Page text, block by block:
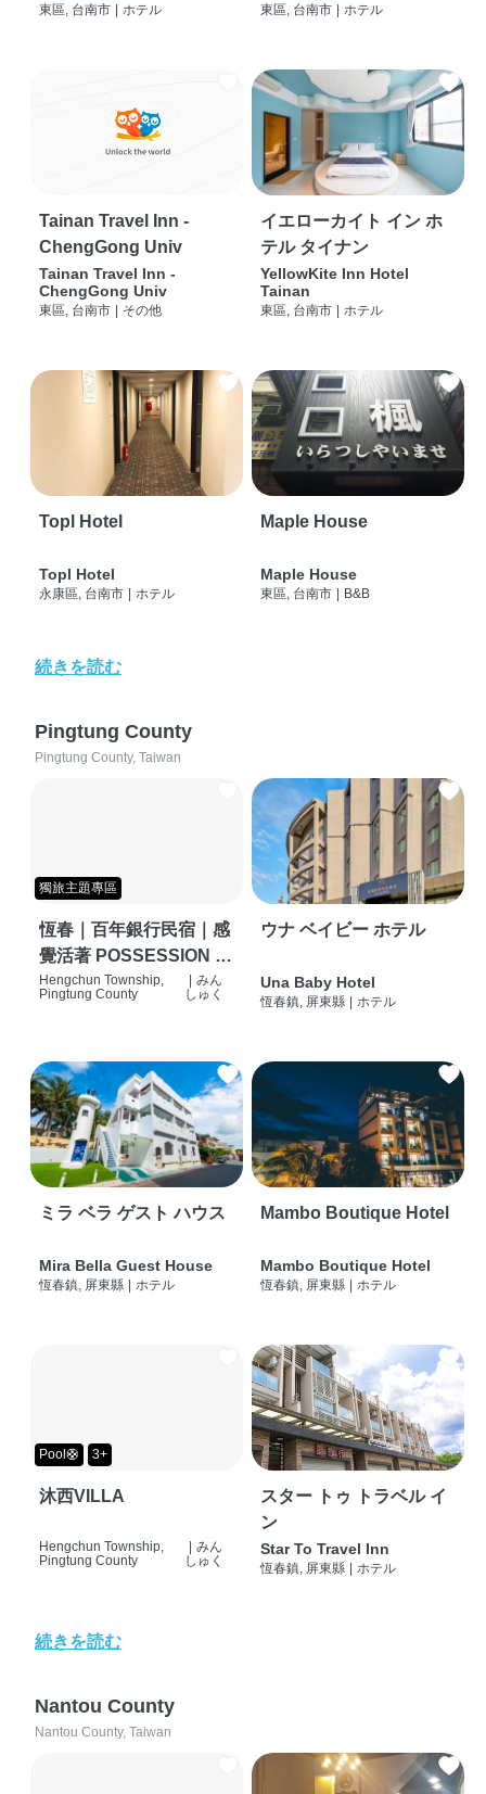
東區, 台南市 | ホテル 東區, 台南市 | ホテル
Tainan Travel Inn -
ChengGong Univ
Tainan Travel Inn -
ChengGong Univ
東區, 台南市 | その他
イエローカイト イン ホ
テル タイナン
YellowKite Inn Hotel
Tainan
東區, 台南市 | ホテル
Topl Hotel
Topl Hotel
永康區, 台南市 | ホテル
Maple House
Maple House
東區, 台南市 | B&B
続きを読む
Pingtung County
Pingtung County, Taiwan
獨旅主題專區
恆春｜百年銀行民宿｜感
覺活著 POSSESSION |
背包客棧 | 恆春必住特色
Hengchun Township,
Pingtung County
みん
しゅく
ウナ ベイビー ホテル
Una Baby Hotel
恆春鎮, 屏東縣 ホテル
ミラ ベラ ゲスト ハウス
Mira Bella Guest House
恆春鎮, 屏東縣 ホテル
Mambo Boutique Hotel
Mambo Boutique Hotel
恆春鎮, 屏東縣 ホテル
Pool🛟 3+
沐西VILLA
Hengchun Township,
Pingtung County
みん
しゅく
スター トゥ トラベル イ
ン
Star To Travel Inn
恆春鎮, 屏東縣 ホテル
続きを読む
Nantou County
Nantou County, Taiwan